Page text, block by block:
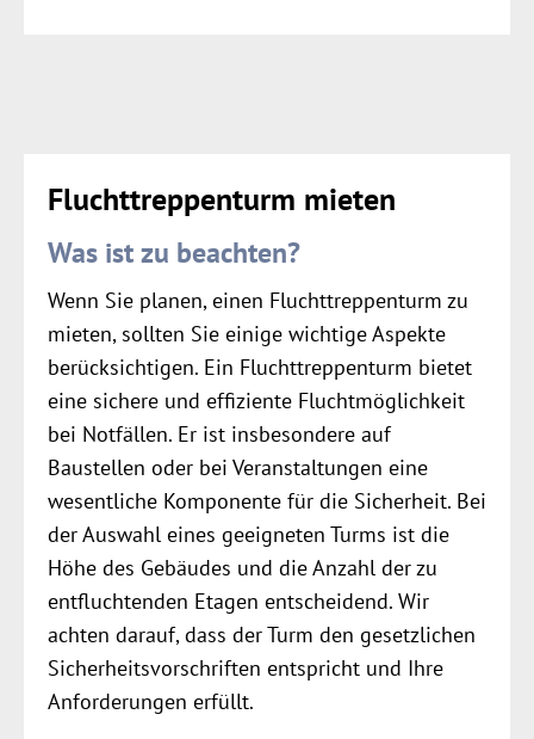
Fluchttreppenturm mieten
Was ist zu beachten?
Wenn Sie planen, einen Fluchttreppenturm zu
mieten, sollten Sie einige wichtige Aspekte
berücksichtigen. Ein Fluchttreppenturm bietet
eine sichere und effiziente Fluchtmöglichkeit
bei Notfällen. Er ist insbesondere auf
Baustellen oder bei Veranstaltungen eine
wesentliche Komponente für die Sicherheit. Bei
der Auswahl eines geeigneten Turms ist die
Höhe des Gebäudes und die Anzahl der zu
entfluchtenden Etagen entscheidend. Wir
achten darauf, dass der Turm den gesetzlichen
Sicherheitsvorschriften entspricht und Ihre
Anforderungen erfüllt.